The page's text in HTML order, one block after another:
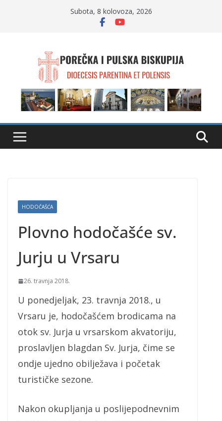
Subota, 8 kolovoza, 2026
HODOČAŠĆA
Plovno hodočašće sv.
Jurju u Vrsaru
26. travnja 2018.
U ponedjeljak, 23. travnja 2018., u
Vrsaru je, hodočašćem brodicama na
otok sv. Jurja u vrsarskom akvatoriju,
proslavljen blagdan Sv. Jurja, čime se
ondje ujedno obilježava i početak
turističke sezone.
Nakon okupljanja u poslijepodnevnim